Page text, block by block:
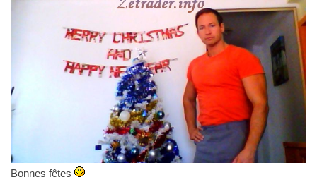
Bonnes fêtes